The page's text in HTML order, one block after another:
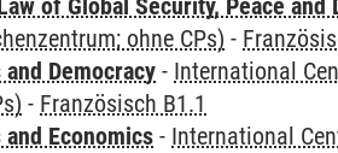
of Global Security, Peace and
ohne CPs) -
Democracy - International
- Französisch B1.1
Economics - International